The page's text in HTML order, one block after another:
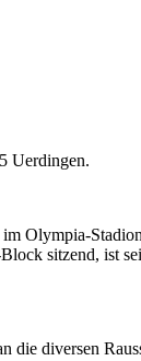
Uerdingen.
Olympia-
sitzend, ist
diversen